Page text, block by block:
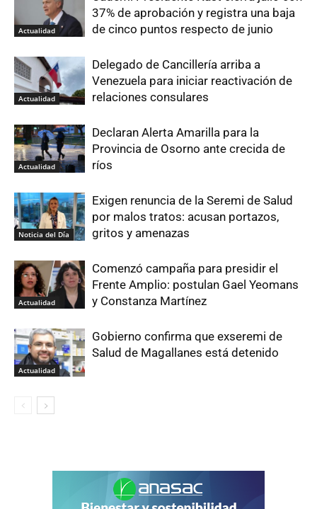
Actualidad
37% de aprobación y registra una baja
de cinco puntos respecto de junio
Actualidad
Delegado de Cancillería arriba a
Venezuela para iniciar reactivación de
relaciones consulares
Actualidad
Declaran Alerta Amarilla para la
Provincia de Osorno ante crecida de
ríos
Noticia del Día
Exigen renuncia de la Seremi de Salud
por malos tratos: acusan portazos,
gritos y amenazas
Actualidad
Comenzó campaña para presidir el
Frente Amplio: postulan Gael Yeomans
y Constanza Martínez
Actualidad
Gobierno confirma que exseremi de
Salud de Magallanes está detenido